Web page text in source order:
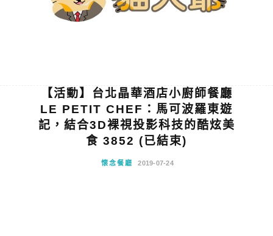
【活動】台北晶華酒店小廚師餐廳
LE PETIT CHEF：馬可波羅東遊
記，結合3D裸視投影科技的酷炫美
食 3852 (已結束)
懷念餐廳 2019-07-24